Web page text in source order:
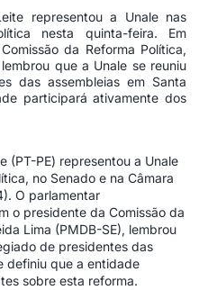
representou a Unale nas
nesta quinta-feira. Em
da Reforma Política,
que a Unale se reuniu
das assembleias em Santa
participará ativamente dos
(PT-PE) representou a Unale
no Senado e na Câmara
O parlamentar
o presidente da Comissão da
Lima (PMDB-SE), lembrou
de presidentes das
definiu que a entidade
sobre esta reforma.